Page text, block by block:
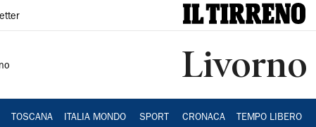
Livorno
TOSCANA ITALIA MONDO SPORT CRONACA TEMPO LIBERO